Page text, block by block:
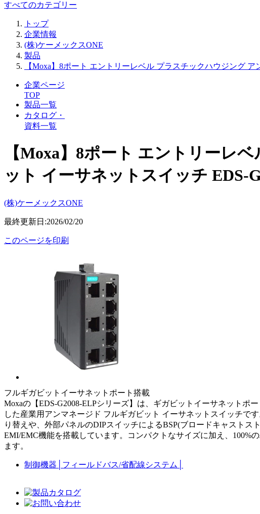
すべてのカテゴリー
トップ
企業情報
(株)ケーメックスONE
製品
【Moxa】8ポート エントリーレベル プラスチックハウジング
企業ページ
TOP
製品一覧
カタログ・
資料一覧
【Moxa】8ポート エントリーレ
ット イーサネットスイッチ EDS-
(株)ケーメックスONE
最終更新日:2026/02/20
このページを印刷
フルギガビットイーサネットポート搭載
Moxaの【EDS-G2008-ELPシリーズ】は、ギガビットイーサネット
した産業用アンマネージド フルギガビット イーサネットスイッチで
り替えや、外部パネルのDIPスイッチによるBSP(ブロードキャスト
EMI/EMC機能を搭載しています。コンパクトなサイズに加え、
ます。
制御機器 フィールドバス/省配線システム